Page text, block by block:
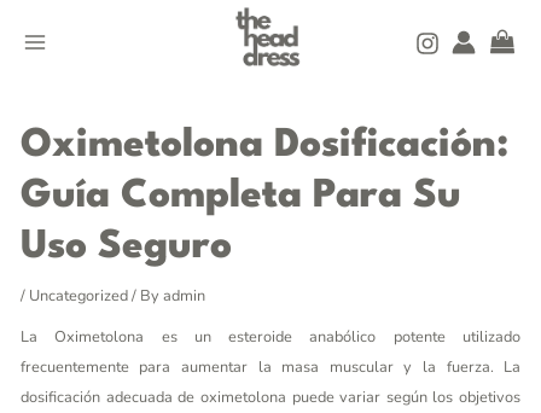
MENU
Oximetolona Dosificación:
Guía Completa Para Su
Uso Seguro
/ Uncategorized/ By admin
La Oximetolona es un esteroide anabólico potente utilizado
frecuentemente para aumentar la masa muscular y la fuerza. La
dosificación adecuada de oximetolona puede variar según los objetivos
navigation